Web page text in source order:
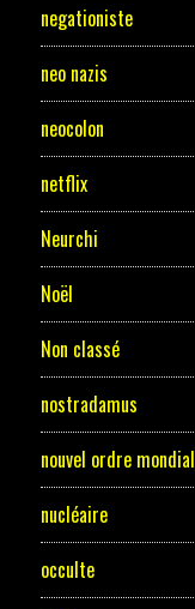
negationiste
neo nazis
neocolon
netflix
Neurchi
Noël
Non classé
nostradamus
nouvel ordre mondial
nucléaire
occulte